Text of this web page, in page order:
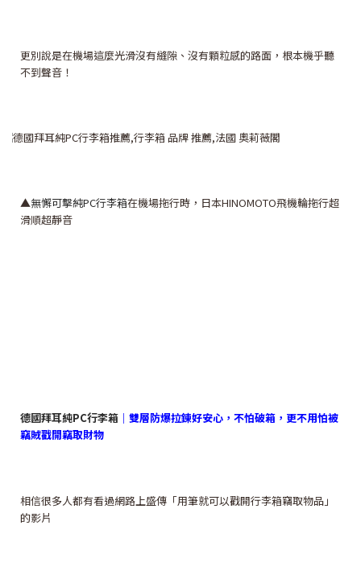
更別說是在機場這麼光滑沒有縫隙、沒有顆粒感的路面，根本機乎聽
不到聲音！
▲無懈可擊純PC行李箱在機場拖行時，日本HINOMOTO飛機輪拖行超
滑順超靜音
德國拜耳純PC行李箱 ｜雙層防爆拉鍊好安心，不怕破箱，更不用怕被
竊賊戳開竊取財物
相信很多人都有看過網路上盛傳「用筆就可以戳開行李箱竊取物品」
的影片